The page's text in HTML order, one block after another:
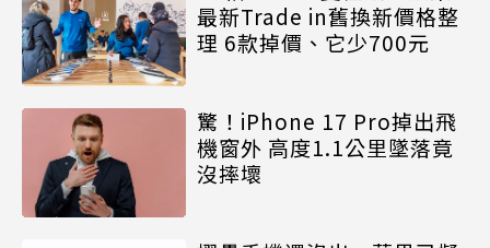
最新Trade in舊換新價格整
理 6款掉價、它少700元
驚！iPhone 17 Pro掉出飛
機窗外 高度1.1公里墜落竟
沒摔壞